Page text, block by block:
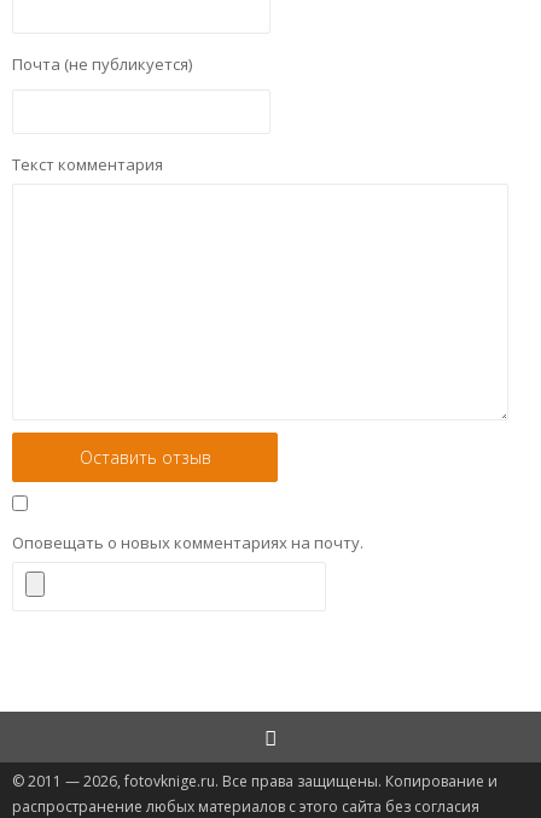
Почта (не публикуется)
Текст комментария
Оповещать о новых комментариях на почту.
© 2011 — 2026, fotovknige.ru. Все права защищены. Копирование и
распространение любых материалов с этого сайта без согласия